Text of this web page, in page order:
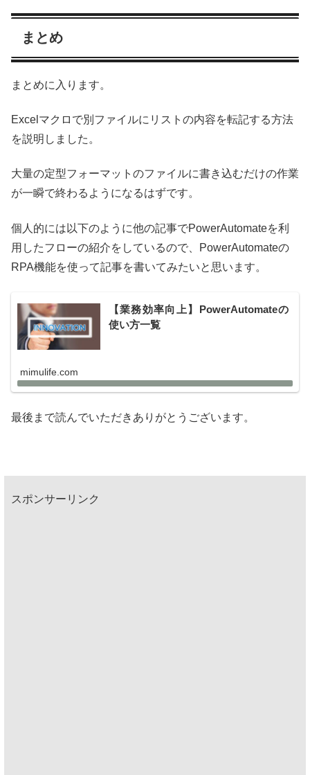
まとめ
まとめに入ります。
Excelマクロで別ファイルにリストの内容を転記する方法
を説明しました。
大量の定型フォーマットのファイルに書き込むだけの作業
が一瞬で終わるようになるはずです。
個人的には以下のように他の記事でPowerAutomateを利
用したフローの紹介をしているので、PowerAutomateの
RPA機能を使って記事を書いてみたいと思います。
【業務効率向上】PowerAutomateの
使い方一覧
mimulife.com
最後まで読んでいただきありがとうございます。
スポンサーリンク